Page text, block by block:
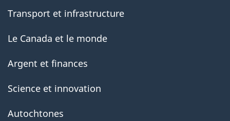
Transport et infrastructure
Le Canada et le monde
Argent et finances
Science et innovation
Autochtones